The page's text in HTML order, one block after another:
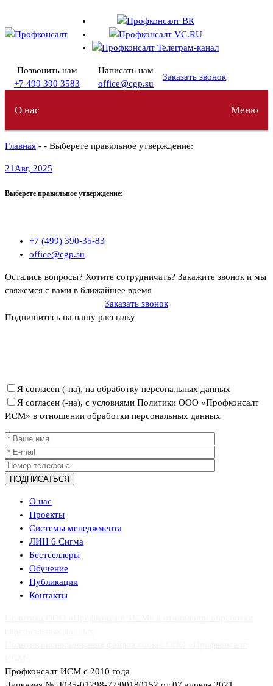
содержимому
Позвонить нам
+7 499 390 3583
Написать нам
office@cgp.su
Заказать звонок
О нас Меню
Главная - - Выберете правильное утверждение:
21 Авг, 2025
Выберете правильное утверждение:
+7 (499) 390-35-83
office@cgp.su
Остались вопросы? Хотите сотрудничать? Закажите звонок и мы
свяжемся с вами в ближайшее время
Заказать звонок
Подпишитесь на нашу рассылку
Я согласен (-на), на обработку персональных данных
Я согласен (-на), с условиями Политики ООО «Профконсалт
ИСМ» в отношении обработки персональных данных
О нас
Проекты
Системы менеджмента
ЛИН 6 Сигма
Бестселлеры
Обучение
Публикации
Контакты
Профконсалт ИСМ с 2010 года